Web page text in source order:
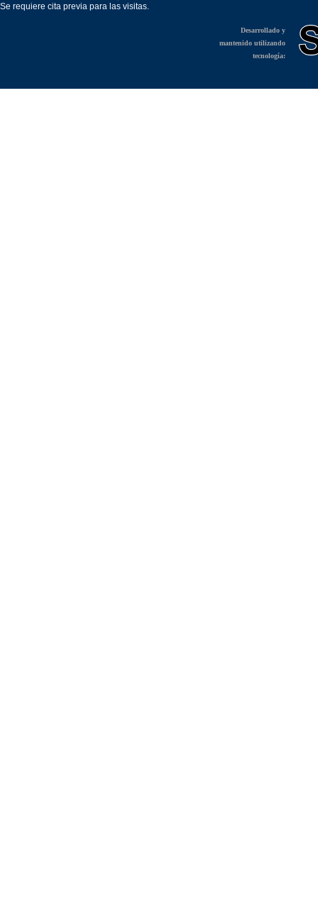
Se requiere cita previa para las visitas.
Desarrollado y
mantenido utilizando
tecnología: